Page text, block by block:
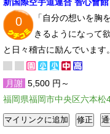
0
「自分の想いを胸
きるようになって
と日々稽古に励んでいます。
月謝 5,500 円～
福岡県福岡市中央区六本松